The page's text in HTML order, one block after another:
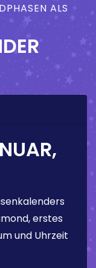
ALS
erstes
und Uhrzeit